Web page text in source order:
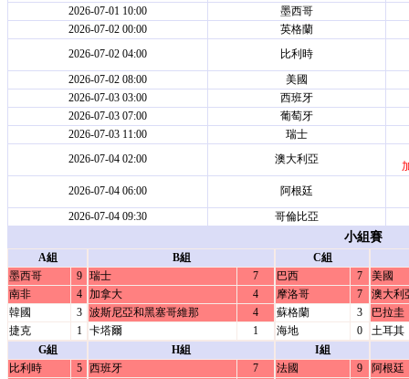
2026-07-01 10:00
墨西哥
2026-07-02 00:00
英格蘭
2026-07-02 04:00
比利時
2026-07-02 08:00
美國
2026-07-03 03:00
西班牙
2026-07-03 07:00
葡萄牙
2026-07-03 11:00
瑞士
2026-07-04 02:00
澳大利亞
2026-07-04 06:00
阿根廷
2026-07-04 09:30
哥倫比亞
小組賽
A組
墨西哥
9
南非
4
韓國
3
捷克
1
B組
瑞士
7
加拿大
4
波斯尼亞和黑塞哥維那
4
卡塔爾
1
C組
巴西
7
摩洛哥
7
蘇格蘭
3
海地
0
美國
澳大利
巴拉圭
土耳其
G組
比利時
5
H組
西班牙
7
I組
法國
9
阿根廷